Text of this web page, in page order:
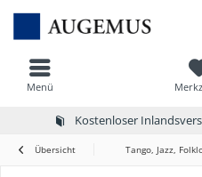
Kostenloser
Menü
Übersicht Tango, Jazz,